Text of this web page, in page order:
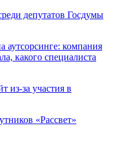
депутатов Госдумы
аутсорсинге: компания
какого специалиста
из-за участия в
«Рассвет»